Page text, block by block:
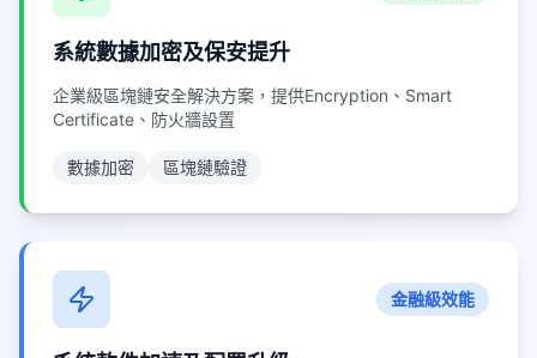
系統數據加密及保安提升
企業級區塊鏈安全解決方案，提供Encryption、Smart
Certificate、防火牆設置
數據加密 區塊鏈驗證
金融級效能